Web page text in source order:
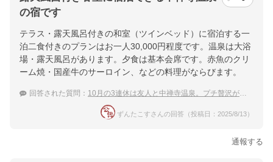
の宿です
テラス・露天風呂付きの和室（ツインベッド）に宿泊する一
泊二食付きのプランはお一人30,000円程度です。温泉は大浴
場・露天風呂があります。夕食は基本会席です。赤魚のクリ
ーム焼・国産牛のサーロイン、などの料理がならびます。
回答された質問： 10月の3連休は友人と中禅寺温泉。プチ贅沢ができるおすすめの宿は？
ずんたこすさんの回答（投稿日：2025/8/13）
通報する